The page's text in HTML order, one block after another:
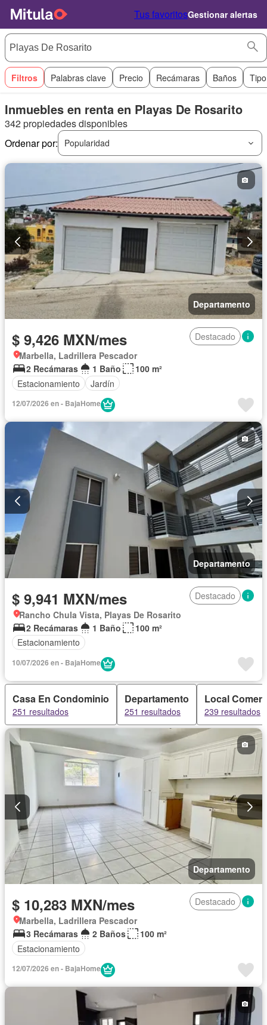
Tus favoritosGestionar alertas
Filtros Palabras clave Precio Recámaras Baños
Inmuebles en renta en Playas De Rosarito
342 propiedades disponibles
Ordenar por:
Popularidad
Departamento
$ 9,426 MXN/mes
Destacado
Marbella, Ladrillera Pescador
2 Recámaras
1 Baño
100 m²
Estacionamiento
Jardín
12/07/2026 en - BajaHome
Departamento
$ 9,941 MXN/mes
Destacado
Rancho Chula Vista, Playas De Rosarito
2 Recámaras
1 Baño
100 m²
Estacionamiento
10/07/2026 en - BajaHome
Casa En Condominio
251 resultados
Departamento
251 resultados
Local
239 resultados
Departamento
$ 10,283 MXN/mes
Destacado
Marbella, Ladrillera Pescador
3 Recámaras
2 Baños
100 m²
Estacionamiento
12/07/2026 en - BajaHome